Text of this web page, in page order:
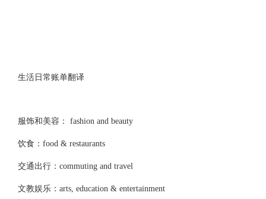
生活日常账单翻译
服饰和美容： fashion and beauty
饮食：food & restaurants
交通出行：commuting and travel
文教娱乐：arts, education & entertainment